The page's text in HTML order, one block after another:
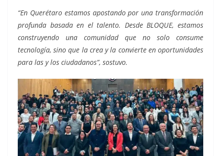
“En Querétaro estamos apostando por una transformación
profunda basada en el talento. Desde BLOQUE, estamos
construyendo una comunidad que no solo consume
tecnología, sino que la crea y la convierte en oportunidades
para las y los ciudadanos”, sostuvo.